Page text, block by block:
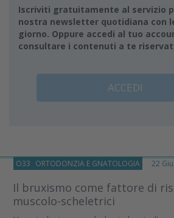
Iscriviti gratuitamente al servizio
nostra newsletter quotidiana con
giorno. Oppure accedi al tuo
consultare i contenuti a te
ACCEDI
O33 ORTODONZIA E GNATOLOGIA 22
Il bruxismo come fattore di
muscolo-scheletrici